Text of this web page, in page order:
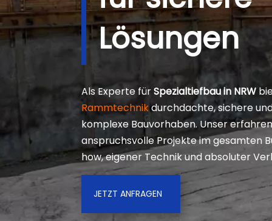
Lösungen
Als Experte fürSpezialtiefbau in NRW
Rammtechnikdurchdachte, sichere
komplexe Bauvorhaben. Unser
anspruchsvolle Projekte im gesamten
how, eigener Technik und absoluter
JETZT ANFRAGEN